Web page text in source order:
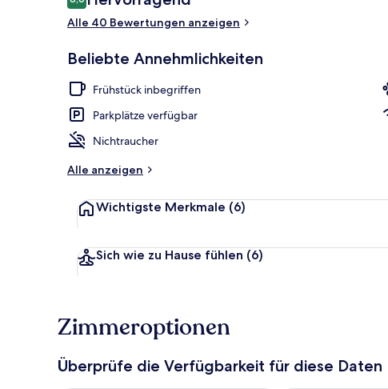
8,6 von 10.
Alle 40 Bewertungen anzeigen
Beliebte Annehmlichkeiten
Frühstück inbegriffen
Parkplätze verfügbar
Nichtraucher
Alle anzeigen
Wichtigste Merkmale (6)
Sich wie zu Hause fühlen (6)
Zimmeroptionen
Überprüfe die Verfügbarkeit für diese Daten